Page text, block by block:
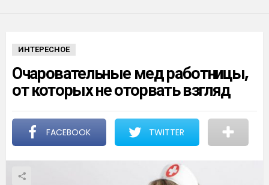
ИНТЕРЕСНОЕ
Очаровательные мед работницы,
от которых не оторвать взгляд
FACEBOOK TWITTER